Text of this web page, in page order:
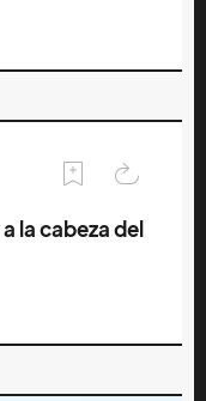
la cabeza del